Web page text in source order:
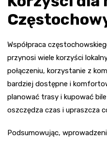
Współpraca
przynosi wiele korzyści
połączeniu, korzystanie z
bardziej dostępne i
planować trasy i kupować
oszczędza czas i upraszcza
Podsumowując,